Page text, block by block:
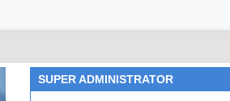
SUPER ADMINISTRATOR